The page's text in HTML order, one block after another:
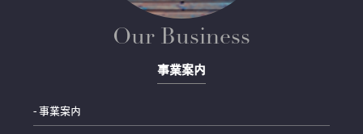
Our Business
事業案内
- 事業案内